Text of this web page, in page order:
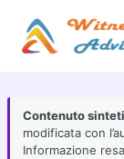
contenuto
Contenuto
modificata con
Informazione